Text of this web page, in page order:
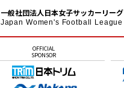
一般社団法人日本女子サッカーリーグ
Japan Women's Football League
OFFICIAL
SPONSOR